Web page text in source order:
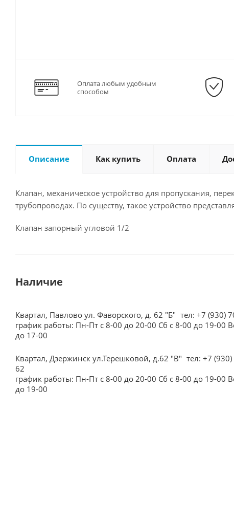
Оплата любым удобным
способом
Описание Как купить Оплата
Клапан, механическое устройство для пропускания,
трубопроводах. По существу, такое устройство
Клапан запорный угловой 1/2
Наличие
Квартал, Павлово ул. Фаворского, д. 62 "Б" тел: +7 (930)
график работы: Пн-Пт с 8-00 до 20-00 Сб с 8-00 до 19-00
до 17-00
Квартал, Дзержинск ул.Терешковой, д.62 "В" тел: +7
62
график работы: Пн-Пт с 8-00 до 20-00 Сб с 8-00 до 19-00
до 19-00